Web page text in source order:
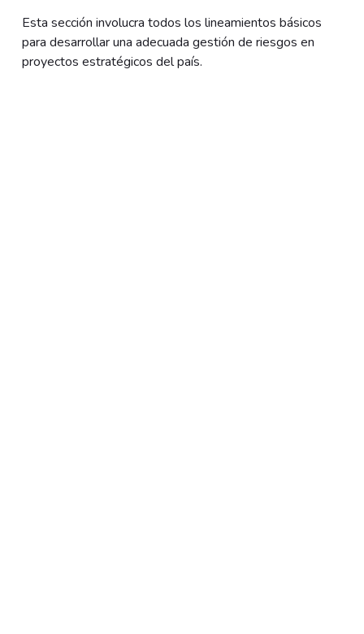
Esta sección involucra todos los lineamientos básicos
para desarrollar una adecuada gestión de riesgos en
proyectos estratégicos del país.